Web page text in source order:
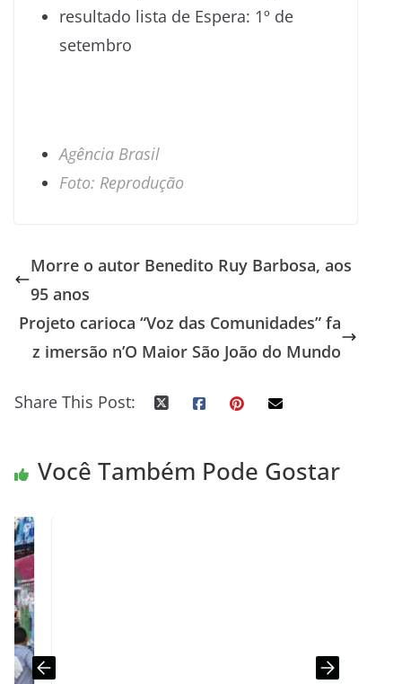
resultado lista de Espera: 1º de
setembro
Agência Brasil
Foto: Reprodução
Morre o autor Benedito Ruy Barbosa, aos
95 anos
Projeto carioca “Voz das Comunidades” fa
z imersão n’O Maior São João do Mundo
Share This Post:
Você Também Pode Gostar